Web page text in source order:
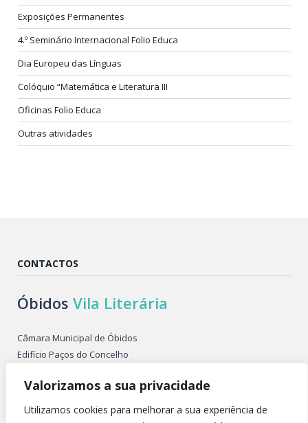
Valorizamos a sua privacidade
Utilizamos cookies para melhorar a sua experiência de
Exposições Permanentes
4.º Seminário Internacional Folio Educa
Dia Europeu das Línguas
Colóquio “Matemática e Literatura III
Oficinas Folio Educa
Outras atividades
CONTACTOS
Óbidos Vila Literária
Câmara Municipal de Óbidos
Edifício Paços do Concelho
2510-086 ÓBIDOS PORTUGAL
Tel. +351 262 955 500
E-mail: obidosvilaliteraria@cm-obidos.pt